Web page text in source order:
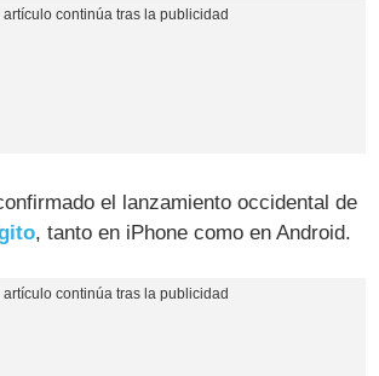
el lanzamiento occidental de
, tanto en iPhone como en Android.